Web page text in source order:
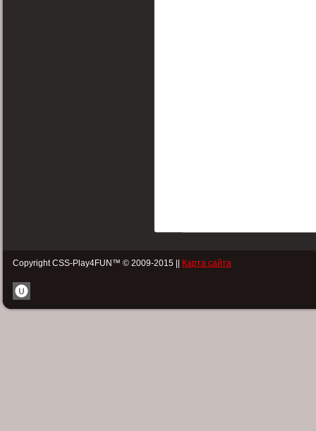
Copyright CSS-Play4FUN™ © 2009-2015 || Карта сайта